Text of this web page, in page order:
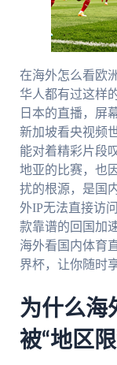
在海外怎么看欧
华人都有过这样
日本的直播，屏
新加坡看央视频
能对着精彩片段
地亚的比赛，也
扰的根源，是国
外IP无法直接访
款靠谱的回国加
海外看国内体育
界杯，让你随时
为什么海
被“地区限